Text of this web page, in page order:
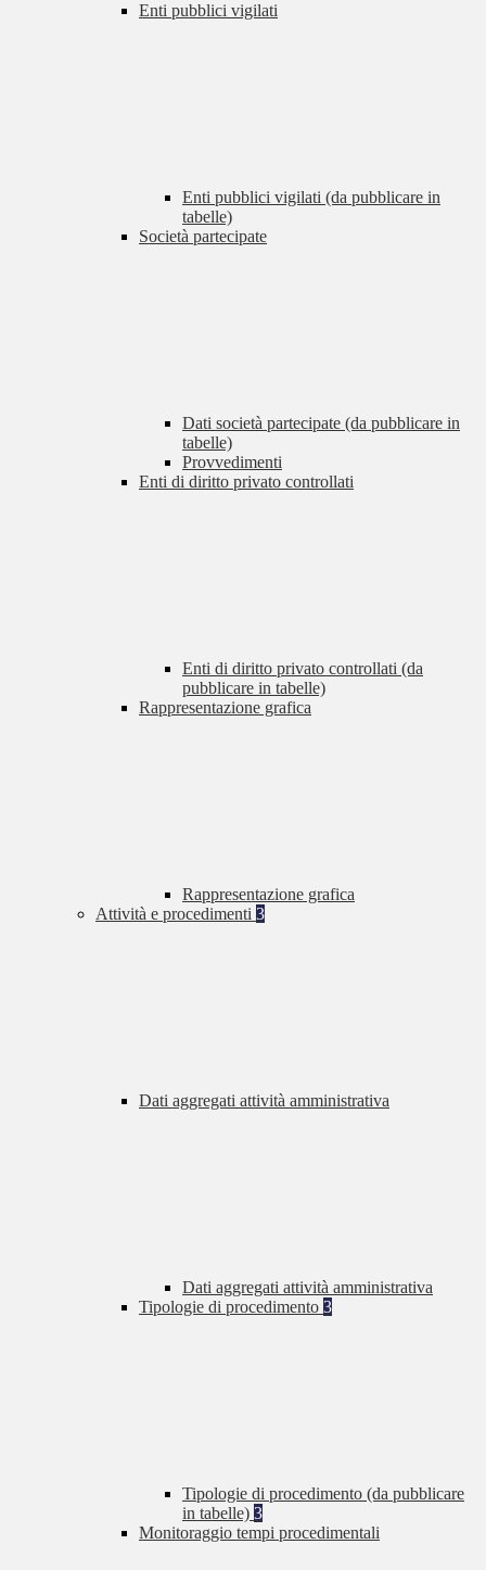
Enti pubblici vigilati
Enti pubblici vigilati (da pubblicare in
tabelle)
Società partecipate
Dati società partecipate (da pubblicare in
tabelle)
Provvedimenti
Enti di diritto privato controllati
Enti di diritto privato controllati (da
pubblicare in tabelle)
Rappresentazione grafica
Rappresentazione grafica
Attività e procedimenti 3
Dati aggregati attività amministrativa
Dati aggregati attività amministrativa
Tipologie di procedimento 3
Tipologie di procedimento (da pubblicare
in tabelle) 3
Monitoraggio tempi procedimentali